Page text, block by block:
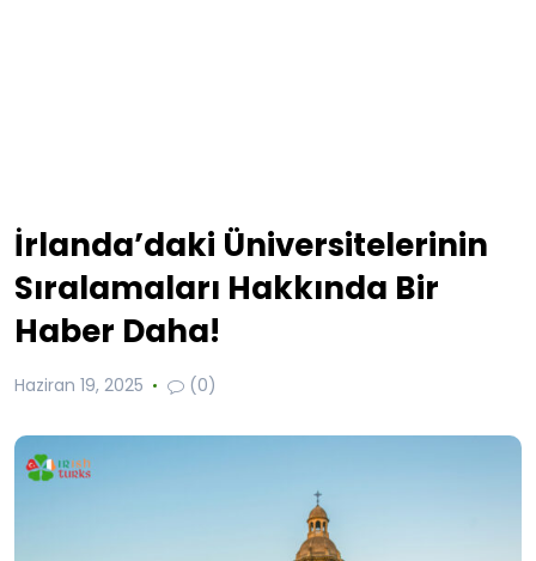
İrlanda’daki Üniversitelerinin
Sıralamaları Hakkında Bir
Haber Daha!
Haziran 19, 2025 (0)